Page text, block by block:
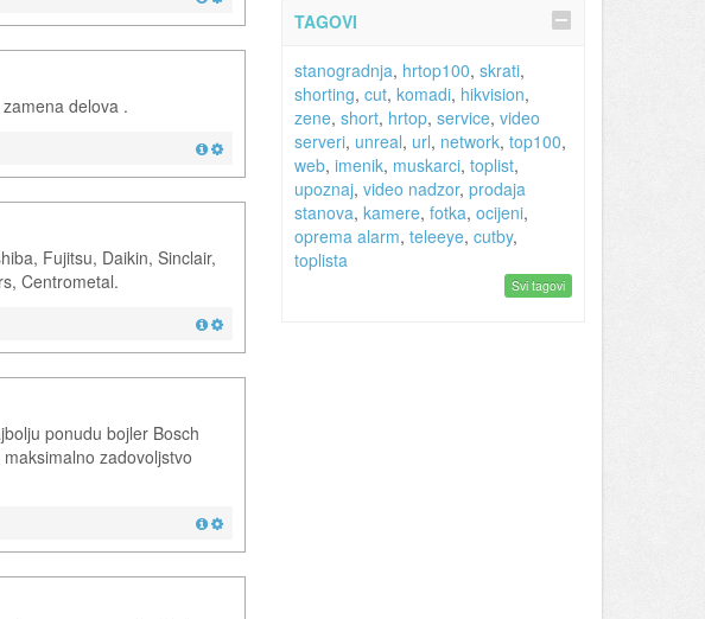
delova .
Fujitsu, Daikin, Sinclair,
Centrometal.
ponudu bojler Bosch
zadovoljstvo
TAGOVI
stanogradnja, hrtop100, skrati,
shorting, cut, komadi, hikvision,
zene, short, hrtop, service, video
serveri, unreal, url, network, top100,
web, imenik, muskarci, toplist,
upoznaj, video nadzor, prodaja
stanova, kamere, fotka, ocijeni,
oprema alarm, teleeye, cutby,
toplista
Svi tagovi